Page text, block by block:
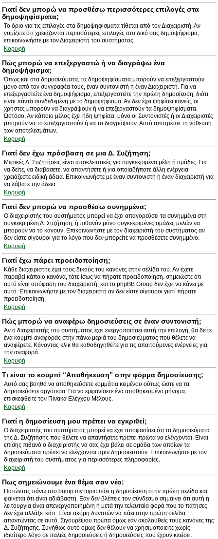
Γιατί δεν μπορώ να προσθέσω περισσότερες επιλογές στα
δημοψηφίσματα;
Το όριο για τις επιλογές στα δημοψηφίσματα τίθεται από τον Διαχειριστή. Αν
νομίζετε ότι χρειάζονται περισσότερες επιλογές στο δικό σας δημοψήφισμα,
επικοινωνήστε με τον Διαχειριστή του συστήματος.
Κορυφή
Πώς μπορώ να επεξεργαστώ ή να διαγράψω ένα
δημοψήφισμα;
Όπως και στα δημοσιεύματα, τα δημοψηφίσματα μπορούν να επεξεργαστούν
μόνο από τον συγγραφέα τους, έναν συντονιστή ή έναν Διαχειριστή. Για να
επεξεργαστείτε ένα δημοψήφισμα, επεξεργαστείτε την πρώτη δημοσίευση, διότι
είναι πάντα συνδεδεμένη με το δημοψήφισμα. Αν δεν έχει ψηφίσει κανείς, οι
χρήστες μπορούν να διαγράψουν ή να επεξεργαστούν τα δημοψηφίσματα.
Ωστόσο, Αν κάποιο μέλος έχει ήδη ψηφίσει, μόνο οι Συντονιστές ή οι Διαχειριστές
μπορούν να το επεξεργαστούν ή να το διαγράψουν. Αυτό αποτρέπει τη νόθευση
των αποτελεσμάτων.
Κορυφή
Γιατί δεν έχω πρόσβαση σε μια Δ. Συζήτηση;
Μερικές Δ. Συζητήσεις είναι αποκλειστικές για συγκεκριμένα μέλη ή ομάδες. Για
να δείτε, να διαβάσετε, να απαντήσετε ή για οποιαδήποτε άλλη ενέργεια
χρειάζεστε ειδική άδεια. Επικοινωνήστε με έναν συντονιστή ή έναν διαχειριστή για
να λάβατε την άδεια.
Κορυφή
Γιατί δεν μπορώ να προσθέσω συνημμένα;
Ο διαχειριστής του συστήματος μπορεί να έχει απαγορεύσει τα συνημμένα στη
συγκεκριμένη Δ. Συζήτηση, ή πιθανόν μόνο συγκεκριμένες ομάδες μελών να
μπορούν να το κάνουν. Επικοινωνήστε με τον διαχειριστή του συστήματος αν
δεν είστε σίγουροι για το λόγο που δεν μπορείτε να προσθέσετε συνημμένο.
Κορυφή
Γιατί έχω πάρει προειδοποίηση;
Κάθε διαχειριστής έχει τους δικούς του κανόνες στην σελίδα του. Αν έχετε
παραβεί κάποιο κανόνα, τότε ίσως να πήρατε προειδοποίηση. σημειώστε ότι
αυτό είναι απόφαση του διαχειριστή, και το phpBB Group δεν έχει να κάνει με
αυτό. Επικοινωνήστε με τον διαχειριστή αν δεν είστε σίγουροι γιατί πήρατε
προειδοποίηση.
Κορυφή
Πώς μπορώ να αναφέρω δημοσιεύσεις σε έναν συντονιστή;
Αν ο διαχειριστής του συστήματος έχει ενεργοποιήσει αυτή την επιλογή, θα δείτε
ένα κουμπί αναφοράς στην πάνω μεριά του δημοσιεύματος που θέλετε να
αναφέρετε. Κάνοντας κλικ θα καθοδηγηθείτε για τις απαιτούμενες ενέργειες για
την αναφορά.
Κορυφή
Τι είναι το κουμπί “Αποθήκευση” στην φόρμα δημοσίευσης;
Αυτό σας βοηθά να αποθηκεύσετε κομμάτια κειμένου ούτως ώστε να τα
δημοσιεύσετε αργότερα. Για να εμφανίσετε ένα αποθηκευμένο μήνυμα,
επισκεφθείτε τον Πίνακα Ελέγχου Μέλους.
Κορυφή
Γιατί η δημοσίευση μου πρέπει να εγκριθεί;
Ο διαχειριστής του συστήματος μπορεί να έχει αποφασίσει ότι τα δημοσιεύματα
της Δ. Συζήτησης που θέλετε να απαντήσετε πρέπει πρώτα να ελέγχονται. Είναι
επίσης πιθανό ο διαχειριστής να σας έχει βάλει σε ομάδα των οποίων τα
δημοσιεύματα πρέπει να ελέγχονται πριν δημοσιευτούν. Επικοινωνήστε με τον
διαχειριστή του συστήματος για περισσότερες πληροφορίες.
Κορυφή
Πως σημειώνουμε ένα θέμα σαν νέο;
Πατώντας πάνω στο bump my topic πάει η δημοσίευση στην πρώτη σελίδα και
φαίνεται ότι είναι αδιάβαστη. Εάν δεν βλέπεις τον σύνδεσμο σημαίνει ότι αυτή η
λειτουργία είναι απενεργοποιημένη ή μετά την τελευταία φορά που το πάτησες
δεν έχει αλλάξει κάτι. Είναι ακόμη δυνατών να πάει στην πρώτη σελίδα
απαντώντας σε αυτό. Σιγουρέψου πρώτα όμως εάν ακολουθείς τους κανόνες της
Δ. Συζήτησης. Συνήθως αυτό όμως δεν θέλουν να χρησιμοποιείτε χωρίς
ιδιαίτερο λόγο σε παλιές δημοσιεύσεις ή δημοσιεύσεις που έχουν κλείσει.